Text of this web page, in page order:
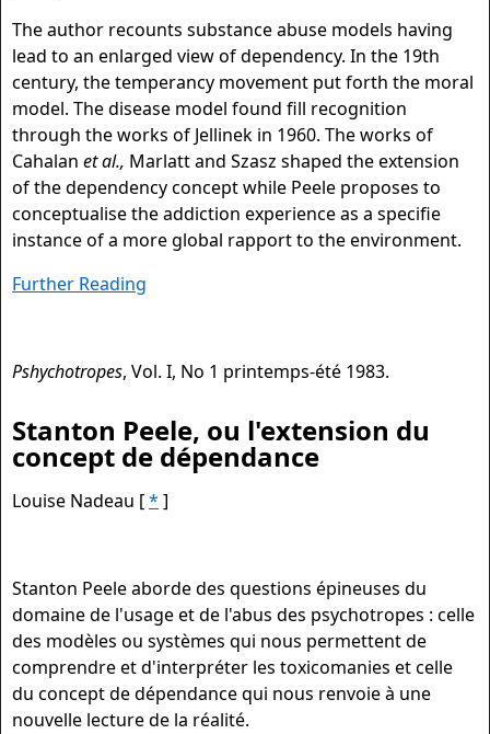
The author recounts substance abuse models having
lead to an enlarged view of dependency. In the 19th
century, the temperancy movement put forth the moral
model. The disease model found fill recognition
through the works of Jellinek in 1960. The works of
Cahalan et al., Marlatt and Szasz shaped the extension
of the dependency concept while Peele proposes to
conceptualise the addiction experience as a specifie
instance of a more global rapport to the environment.
Further Reading
Pshychotropes, Vol. I, No 1 printemps-été 1983.
Stanton Peele, ou l'extension du
concept de dépendance
Louise Nadeau [* ]
Stanton Peele aborde des questions épineuses du
domaine de l'usage et de l'abus des psychotropes : celle
des modèles ou systèmes qui nous permettent de
comprendre et d'interpréter les toxicomanies et celle
du concept de dépendance qui nous renvoie à une
nouvelle lecture de la réalité.